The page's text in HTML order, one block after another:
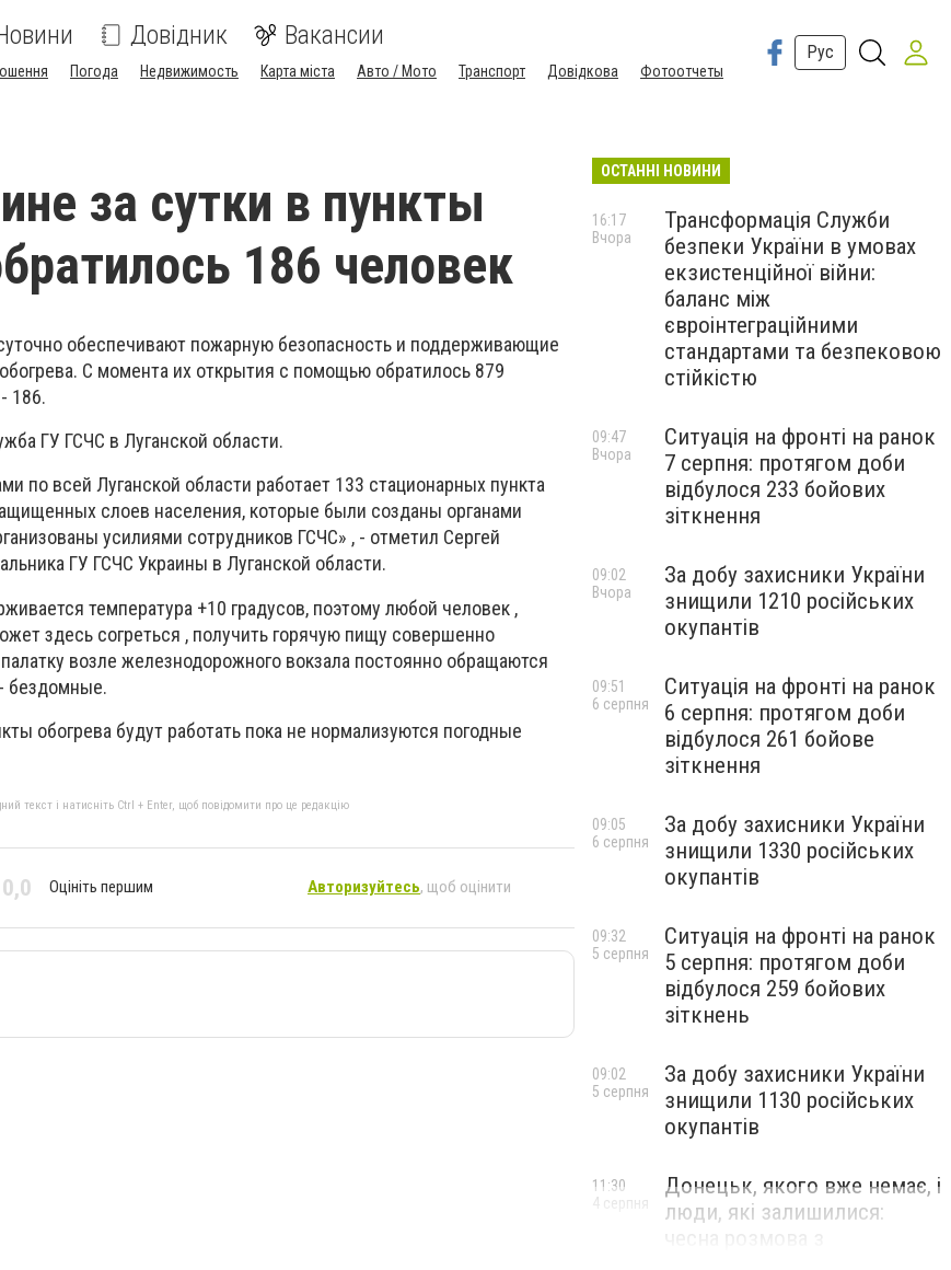
Довідник Вакансии
Погода Недвижимость Карта міста Авто / Мото Транспорт Довідкова Фотоотчеты
Рус
за сутки в пункты
186 человек
обеспечивают пожарную безопасность и поддерживающие
С момента их открытия с помощью обратилось 879
186.
ГУ ГСЧС в Луганской области.
по всей Луганской области работает 133 стационарных пункта
слоев населения, которые были созданы органами
усилиями сотрудников ГСЧС» , - отметил Сергей
ГУ ГСЧС Украины в Луганской области.
температура +10 градусов, поэтому любой человек ,
здесь согреться , получить горячую пищу совершенно
возле железнодорожного вокзала постоянно обращаются
бездомные.
обогрева будут работать пока не нормализуются погодные
текст і натисніть Ctrl + Enter, щоб повідомити про це редакцію
0,0 Оцініть першим Авторизуйтесь, щоб оцінити
ОСТАННІ НОВИНИ
Трансформація Служби
безпеки України в умовах
екзистенційної війни:
баланс між
євроінтеграційними
стандартами та безпековою
стійкістю
16:17
Вчора
Ситуація на фронті на ранок
7 серпня: протягом доби
відбулося 233 бойових
зіткнення
09:47
Вчора
За добу захисники України
знищили 1210 російських
окупантів
09:02
Вчора
Ситуація на фронті на ранок
6 серпня: протягом доби
відбулося 261 бойове
зіткнення
09:51
6 серпня
За добу захисники України
знищили 1330 російських
окупантів
09:05
6 серпня
Ситуація на фронті на ранок
5 серпня: протягом доби
відбулося 259 бойових
зіткнень
09:32
5 серпня
За добу захисники України
знищили 1130 російських
окупантів
09:02
5 серпня
Донецьк, якого вже немає, і
люди, які залишилися:
11:30
4 серпня